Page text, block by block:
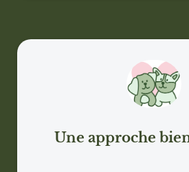
Une approche